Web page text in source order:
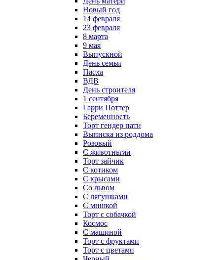
Новый год
14 февраля
23 февраля
8 марта
9 мая
Выпускной
День семьи
Пасха
ВДВ
День строителя
1 сентября
Гарри Поттер
Беременность
Торт гендер пати
Выписка из роддома
Розовый
С животными
Торт зайчик
С котиком
С крысами
Со львом
С лягушками
С мишкой
Торт с собачкой
Космос
С машиной
Торт с фруктами
Торт с цветами